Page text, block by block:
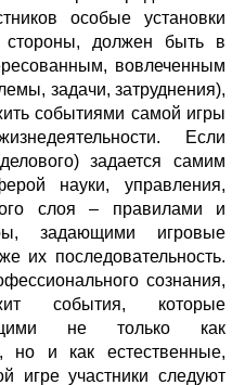
особые установки
стороны, должен быть в
вовлеченным
задачи, затруднения),
событиями самой игры
Если
задается самим
науки, управления,
слоя – правилами и
задающими игровые
их последовательность.
сознания,
события, которые
не только как
но и как естественные,
игре участники следуют